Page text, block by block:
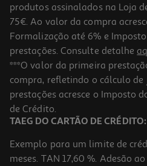
Torradeira 2 Entradas Qilive Q.5195
19.99 €/un
19,99 €
produtos assinalados na Loja
75€. Ao valor da compra
Formalização até 6% e
prestações. Consulte detalhe
***O valor da primeira
compra, refletindo o cálculo
prestações acresce o Imposto
de Crédito.
TAEG DO CARTÃO DE
Exemplo para um limite de
meses. TAN 17,60 %. Adesão